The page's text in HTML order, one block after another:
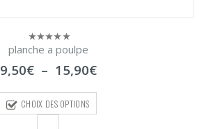
0
5
planche a poulpe
9,50€ – 15,90€Plage
prix :
à
CHOIX DES OPTIONS